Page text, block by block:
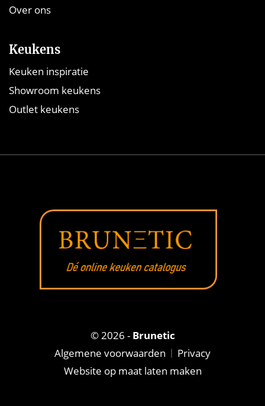
Over ons
Keukens
Keuken inspiratie
Showroom keukens
Outlet keukens
© 2026 - Brunetic
Algemene voorwaarden
Privacy
Website op maat laten maken